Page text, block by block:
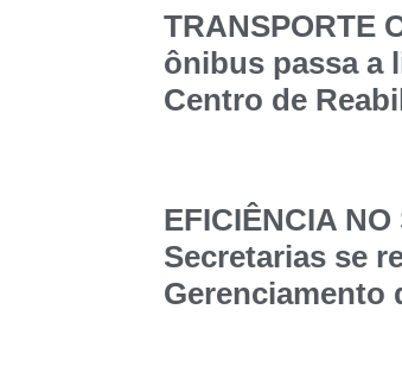
TRANSPORTE
ônibus passa a
Centro de
EFICIÊNCIA
Secretarias se
Gerenciamento